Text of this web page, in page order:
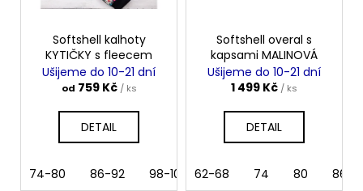
Softshell kalhoty
KYTIČKY s fleecem
Ušijeme do 10-21 dní
od 759 Kč / ks
DETAIL
74-80 86-92 98-104 110 116 122 128
Softshell overal s
kapsami MALINOVÁ
Ušijeme do 10-21 dní
1 499 Kč / ks
DETAIL
62-68 74 80 86